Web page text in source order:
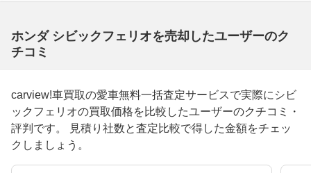
ホンダ シビックフェリオを売却したユーザーのク
チコミ
carview!車買取の愛車無料一括査定サービスで実際にシビ
ックフェリオの買取価格を比較したユーザーのクチコミ・
評判です。 見積り社数と査定比較で得した金額をチェッ
クしましょう。